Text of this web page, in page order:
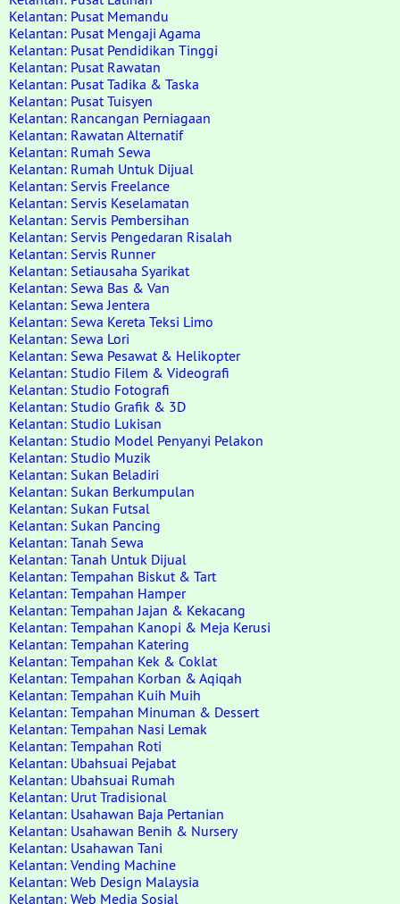
Kelantan: Pusat Memandu
Kelantan: Pusat Mengaji Agama
Kelantan: Pusat Pendidikan Tinggi
Kelantan: Pusat Rawatan
Kelantan: Pusat Tadika & Taska
Kelantan: Pusat Tuisyen
Kelantan: Rancangan Perniagaan
Kelantan: Rawatan Alternatif
Kelantan: Rumah Sewa
Kelantan: Rumah Untuk Dijual
Kelantan: Servis Freelance
Kelantan: Servis Keselamatan
Kelantan: Servis Pembersihan
Kelantan: Servis Pengedaran Risalah
Kelantan: Servis Runner
Kelantan: Setiausaha Syarikat
Kelantan: Sewa Bas & Van
Kelantan: Sewa Jentera
Kelantan: Sewa Kereta Teksi Limo
Kelantan: Sewa Lori
Kelantan: Sewa Pesawat & Helikopter
Kelantan: Studio Filem & Videografi
Kelantan: Studio Fotografi
Kelantan: Studio Grafik & 3D
Kelantan: Studio Lukisan
Kelantan: Studio Model Penyanyi Pelakon
Kelantan: Studio Muzik
Kelantan: Sukan Beladiri
Kelantan: Sukan Berkumpulan
Kelantan: Sukan Futsal
Kelantan: Sukan Pancing
Kelantan: Tanah Sewa
Kelantan: Tanah Untuk Dijual
Kelantan: Tempahan Biskut & Tart
Kelantan: Tempahan Hamper
Kelantan: Tempahan Jajan & Kekacang
Kelantan: Tempahan Kanopi & Meja Kerusi
Kelantan: Tempahan Katering
Kelantan: Tempahan Kek & Coklat
Kelantan: Tempahan Korban & Aqiqah
Kelantan: Tempahan Kuih Muih
Kelantan: Tempahan Minuman & Dessert
Kelantan: Tempahan Nasi Lemak
Kelantan: Tempahan Roti
Kelantan: Ubahsuai Pejabat
Kelantan: Ubahsuai Rumah
Kelantan: Urut Tradisional
Kelantan: Usahawan Baja Pertanian
Kelantan: Usahawan Benih & Nursery
Kelantan: Usahawan Tani
Kelantan: Vending Machine
Kelantan: Web Design Malaysia
Kelantan: Web Media Sosial